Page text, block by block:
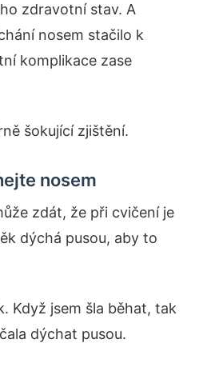
zdravotní stav. A
nosem stačilo k
komplikace zase
šokující zjištění.
nosem
zdát, že při cvičení je
dýchá pusou, aby to
Když jsem šla běhat, tak
dýchat pusou.